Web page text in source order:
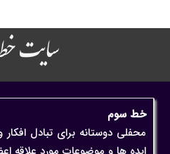
سایت
خط سوم
محفلی دوستانه برای تبادل